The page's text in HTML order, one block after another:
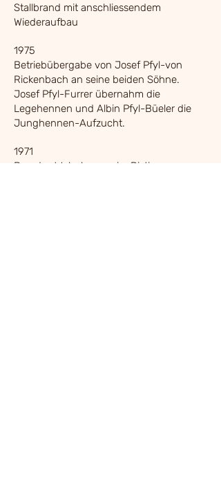
Stallbrand mit anschliessendem
Wiederaufbau
1975
Betriebübergabe von Josef Pfyl-von
Rickenbach an seine beiden Söhne.
Josef Pfyl-Furrer übernahm die
Legehennen und Albin Pfyl-Büeler die
Junghennen-Aufzucht.
1971
Bau des Wohnhauses im Ristigs